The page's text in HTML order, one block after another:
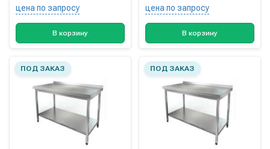
цена по запросу
В корзину
цена по запросу
В корзину
ПОД ЗАКАЗ ПОД ЗАКАЗ